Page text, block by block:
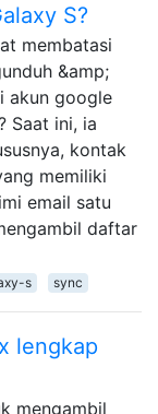
S?
membatasi
&amp;
akun google
Saat ini, ia
kontak
memiliki
email satu
daftar
s sync
lengkap
mengambil